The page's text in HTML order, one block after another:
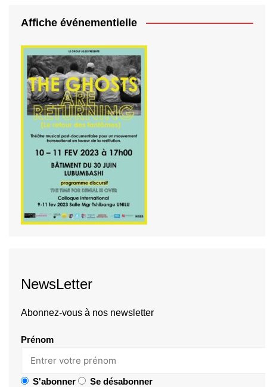
Affiche événementielle
NewsLetter
Abonnez-vous à nos newsletter
Prénom
S'abonner Se désabonner